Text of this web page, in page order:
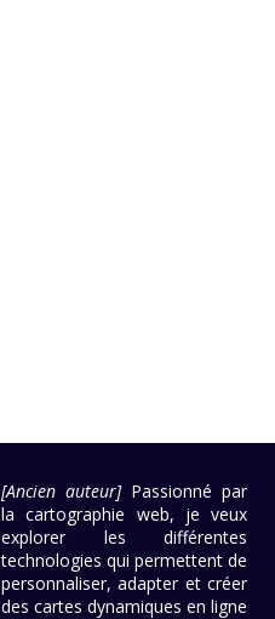
[Ancien auteur]Passionné par
la cartographie web, je veux
explorer les différentes
technologies qui permettent de
personnaliser, adapter et créer
des cartes dynamiques en ligne